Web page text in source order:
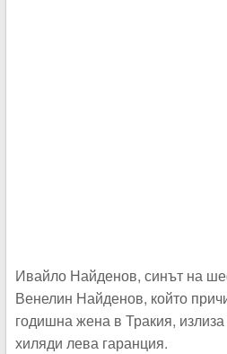
Ивайло Найденов, синът на
Венелин Найденов, който
годишна жена в Тракия,
хиляди лева гаранция.